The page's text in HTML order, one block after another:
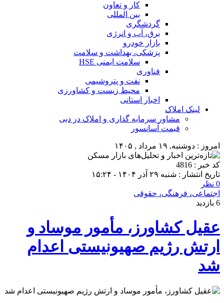
کار و تعاون
بین المللی
گردشگری
برق، آب و انرژی
بازار خودرو
پزشکی، بهداشت و سلامت
سلامت ایمنی HSE
فناوری
نفت و پتروشیمی
محیط زیست و کشاورزی
اخبار استانی
لینک املاک
مشاور سرمایه گذاری و املاک در دبی
قیمت آسانسور
امروز : دوشنبه, ۱۹ مرداد , ۱۴۰۵
کد خبر : 4816
تاریخ انتشار : شنبه ۲۹ آذر ۱۴۰۴ - ۱۵:۲۴
0 نظر
اجتماعی، فرهنگی، حقوقی
6 بازدید
عقیل کشاورز، مأمور موساد و
ارتش رژیم صهیونیستی اعدام
شد